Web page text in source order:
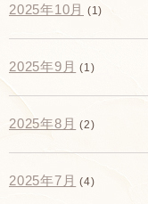
2025年10月 (1)
2025年9月 (1)
2025年8月 (2)
2025年7月 (4)